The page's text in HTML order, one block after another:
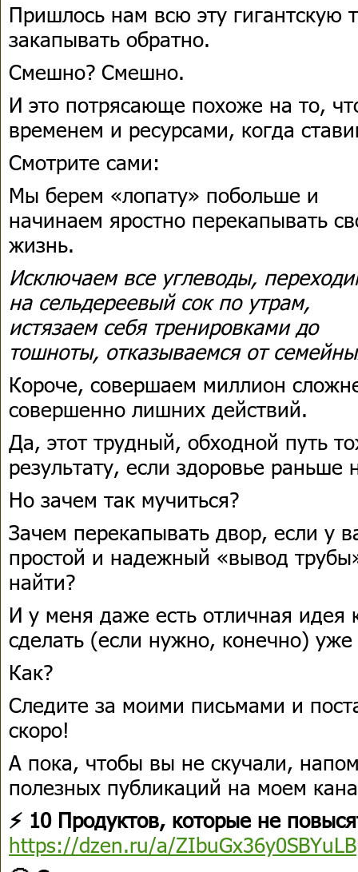
Пришлось нам всю эту гигантскую
закапывать обратно.
Смешно? Смешно.
И это потрясающе похоже на то,
временем и ресурсами, когда
Смотрите сами:
Мы берем «лопату» побольше и
начинаем яростно перекапывать
жизнь.
Исключаем все углеводы,
на сельдереевый сок по утрам,
истязаем себя тренировками до
тошноты, отказываемся от
Короче, совершаем миллион
совершенно лишних действий.
Да, этот трудный, обходной путь
результату, если здоровье раньше
Но зачем так мучиться?
Зачем перекапывать двор, если у
простой и надежный «вывод
найти?
И у меня даже есть отличная идея
сделать (если нужно, конечно)
Как?
Следите за моими письмами и
скоро!
А пока, чтобы вы не скучали,
полезных публикаций на моем
⚡ 10 Продуктов, которые не
https://dzen.ru/a/ZIbuGx36y0SBYuLB